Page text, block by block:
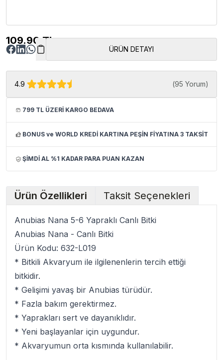
109.90 TL
ÜRÜN DETAYI
4.9 (95 Yorum)
799 TL ÜZERİ KARGO BEDAVA
BONUS ve WORLD KREDİ KARTINA PEŞİN FİYATINA 3 TAKSİT
ŞİMDİ AL %1 KADAR PARA PUAN KAZAN
Ürün Özellikleri Taksit Seçenekleri
Anubias Nana 5-6 Yapraklı Canlı Bitki
Anubias Nana - Canlı Bitki
Ürün Kodu: 632-L019
* Bitkili Akvaryum ile ilgilenenlerin tercih ettiği
bitkidir.
* Gelişimi yavaş bir Anubias türüdür.
* Fazla bakım gerektirmez.
* Yaprakları sert ve dayanıklıdır.
* Yeni başlayanlar için uygundur.
* Akvaryumun orta kısmında kullanılabilir.